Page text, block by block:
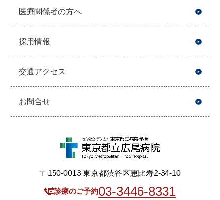
医療関係者の方へ
採用情報
交通アクセス
お問合せ
〒150-0013 東京都渋谷区恵比寿2-34-10
診療のご予約03-3446-8331